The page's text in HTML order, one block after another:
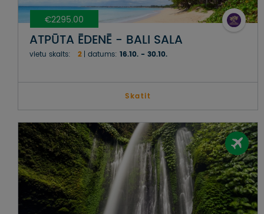
Seko mums:
€2295.00
ATPŪTA ĒDENĒ - BALI SALA
vietu skaits: 2 datums: 16.10. - 30.10.
Skatit